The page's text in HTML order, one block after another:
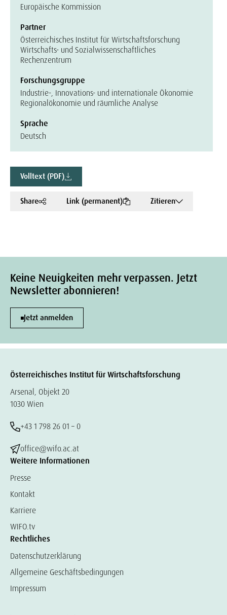
Europäische Kommission
Partner
Österreichisches Institut für Wirtschaftsforschung
Wirtschafts- und Sozialwissenschaftliches
Rechenzentrum
Forschungsgruppe
Industrie-, Innovations- und internationale Ökonomie
Regionalökonomie und räumliche Analyse
Sprache
Deutsch
Volltext (PDF)
Share Link (permanent) Zitieren
Keine Neuigkeiten mehr verpassen. Jetzt
Newsletter abonnieren!
Jetzt anmelden
Österreichisches Institut für Wirtschaftsforschung
Arsenal, Objekt 20
1030 Wien
+43 1 798 26 01 – 0
office@wifo.ac.at
Weitere Informationen
Presse
Kontakt
Karriere
WIFO.tv
Rechtliches
Datenschutzerklärung
Allgemeine Geschäftsbedingungen
Impressum